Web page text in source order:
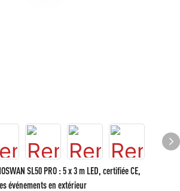
SL50 PRO : 5 x 3 m LED, certifiée CE,
événements en extérieur